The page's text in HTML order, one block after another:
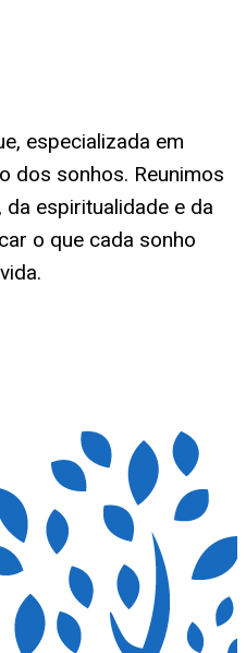
especializada em
dos sonhos. Reunimos
espiritualidade e da
o que cada sonho